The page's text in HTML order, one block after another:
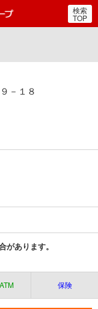
郵便局・日本郵政グルー
検索
TOP
－１８
があります。
保険